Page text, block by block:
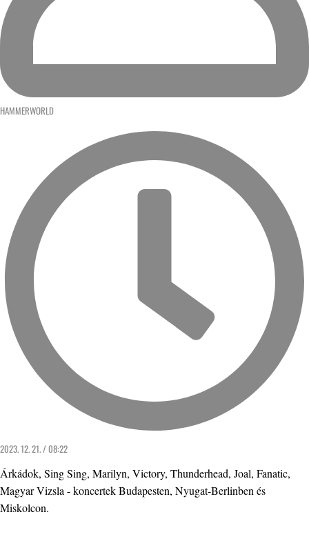
HAMMERWORLD
2023. 12. 21. / 08:22
Árkádok, Sing Sing, Marilyn, Victory, Thunderhead, Joal, Fanatic,
Magyar Vizsla - koncertek Budapesten, Nyugat-Berlinben és
Miskolcon.